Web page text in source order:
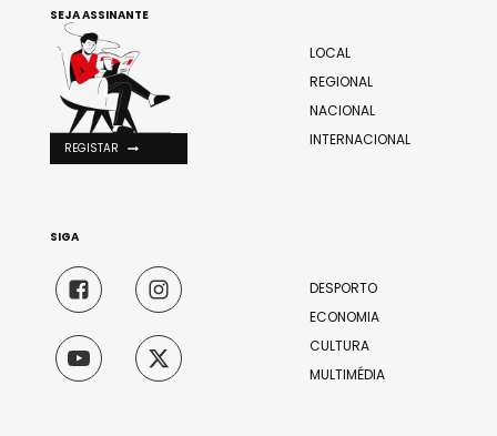
LOCAL
REGIONAL
NACIONAL
INTERNACIONAL
DESPORTO
ECONOMIA
CULTURA
MULTIMÉDIA
SEJA ASSINANTE
REGISTAR
SIGA